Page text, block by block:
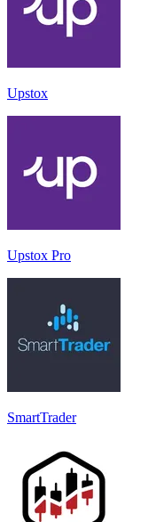
Upstox
Upstox Pro
SmartTrader